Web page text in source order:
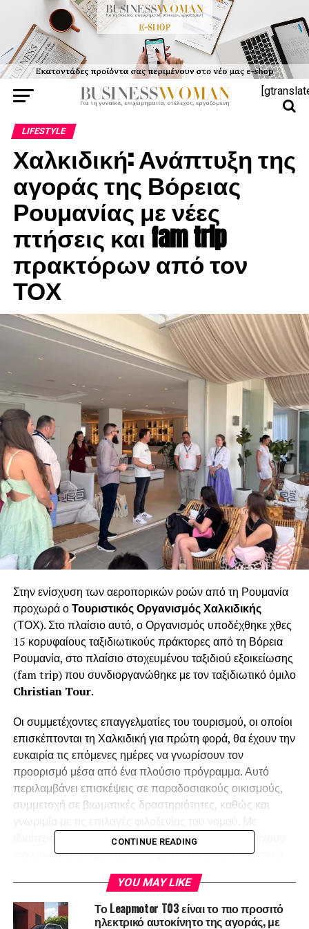
LIFESTYLE
Χαλκιδική: Ανάπτυξη της
αγοράς της Βόρειας
Ρουμανίας με νέες
πτήσεις και fam trip
πρακτόρων από τον
ΤΟΧ
Στην ενίσχυση των αεροπορικών ροών από τη Ρουμανία
προχωρά οΤουριστικός Οργανισμός Χαλκιδικής
(ΤΟΧ). Στο πλαίσιο αυτό, ο Οργανισμός υποδέχθηκε χθες
15 κορυφαίους ταξιδιωτικούς πράκτορες από τη Βόρεια
Ρουμανία, στο πλαίσιο στοχευμένου ταξιδιού εξοικείωσης
(fam trip) που συνδιοργανώθηκε με τον ταξιδιωτικό όμιλο
Christian Tour.
Οι συμμετέχοντες επαγγελματίες του τουρισμού, οι οποίοι
επισκέπτονται τη Χαλκιδική για πρώτη φορά, θα έχουν την
ευκαιρία τις επόμενες ημέρες να γνωρίσουν τον
προορισμό μέσα από ένα πλούσιο πρόγραμμα. Αυτό
περιλαμβάνει επισκέψεις σε παραδοσιακούς οικισμούς,
συμμετοχή σε βιωματικές δραστηριότητες, καθώς και
ιδιαίτερη έμφαση στο Άγιο Όρος, οι πράκτορες θα έχουν
την ευκαιρία να εξοικειωθούν με το συνολικό τουριστικό
προϊόν της Χαλκιδικής, ώστε να είναι σε θέση να
αναδείξουν με τον καλύτερο δυνατό τρόπο τα
πλεονεκτήματα του προορισμού στο ταξιδιωτικό κοινό της
Ρουμανίας.
CONTINUE READING
YOU MAY LIKE
Το Leapmotor T03 είναι το πιο προσιτό
ηλεκτρικό αυτοκίνητο της αγοράς, με